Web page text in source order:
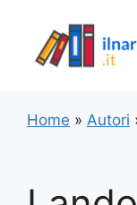
contenuto
Home » Autori